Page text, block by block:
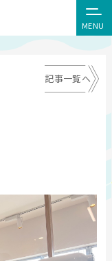
MENU
記事一覧へ